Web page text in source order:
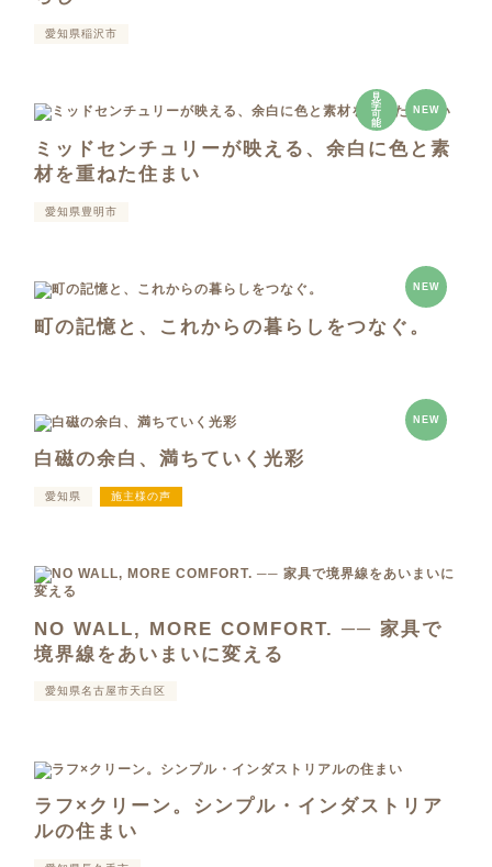
愛知県稲沢市
見
学
可
能
NEW
ミッドセンチュリーが映える、余白に色と素
材を重ねた住まい
愛知県豊明市
NEW
町の記憶と、これからの暮らしをつなぐ。
NEW
白磁の余白、満ちていく光彩
愛知県 施主様の声
NO WALL, MORE COMFORT. ── 家具で
境界線をあいまいに変える
愛知県名古屋市天白区
ラフ×クリーン。シンプル・インダストリア
ルの住まい